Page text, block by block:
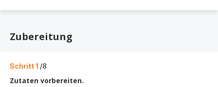
Zubereitung
Schritt 1 /8
Zutaten vorbereiten.